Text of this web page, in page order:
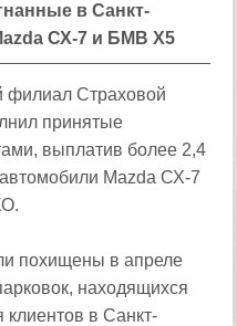
в Санкт-
СХ-7 и БМВ Х5
филиал Страховой
принятые
выплатив более 2,4
Маzda СХ-7
похищены в апреле
находящихся
в Санкт-